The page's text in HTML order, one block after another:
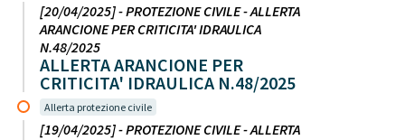
[20/04/2025] - PROTEZIONE CIVILE - ALLERTA
ARANCIONE PER CRITICITA' IDRAULICA
N.48/2025
ALLERTA ARANCIONE PER
CRITICITA' IDRAULICA N.48/2025
Allerta protezione civile
[19/04/2025] - PROTEZIONE CIVILE - ALLERTA